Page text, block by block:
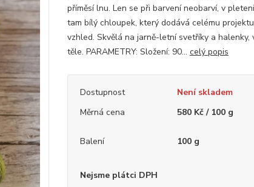
příměsí lnu. Len se při barvení neobarví, v
tam bílý chloupek, který dodává celému
vzhled. Skvělá na jarně-letní svetříky a halenky,
těle. PARAMETRY: Složení: 90... celý popis
Dostupnost
Není skladem
Měrná cena
580 Kč / 100 g
Balení 100 g
Nejsme plátci DPH